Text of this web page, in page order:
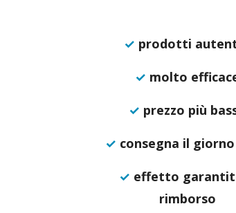
✓ prodotti
✓ molto
✓ prezzo più
✓ consegna il
✓ effetto
rimborso